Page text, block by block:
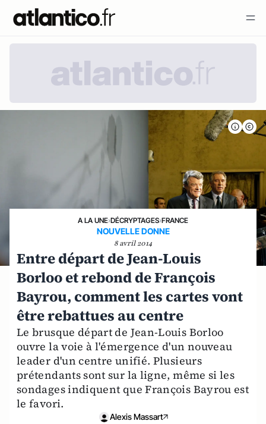
A LA UNE›DÉCRYPTAGES›FRANCE
NOUVELLE DONNE
8 avril 2014
Entre départ de Jean-Louis
Borloo et rebond de François
Bayrou, comment les cartes vont
être rebattues au centre
Le brusque départ de Jean-Louis Borloo
ouvre la voie à l'émergence d'un nouveau
leader d'un centre unifié. Plusieurs
prétendants sont sur la ligne, même si les
sondages indiquent que François Bayrou est
le favori.
Alexis Massart